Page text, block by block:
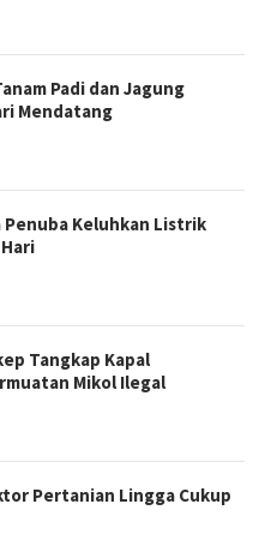
Padi dan Jagung
Mendatang
Penuba Keluhkan Listrik
Tangkap Kapal
Mikol Ilegal
Pertanian Lingga Cukup